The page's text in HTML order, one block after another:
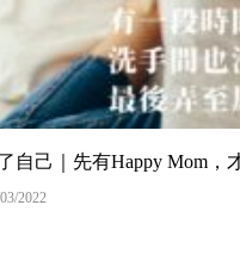
自己｜先有Happy Mom，
2022